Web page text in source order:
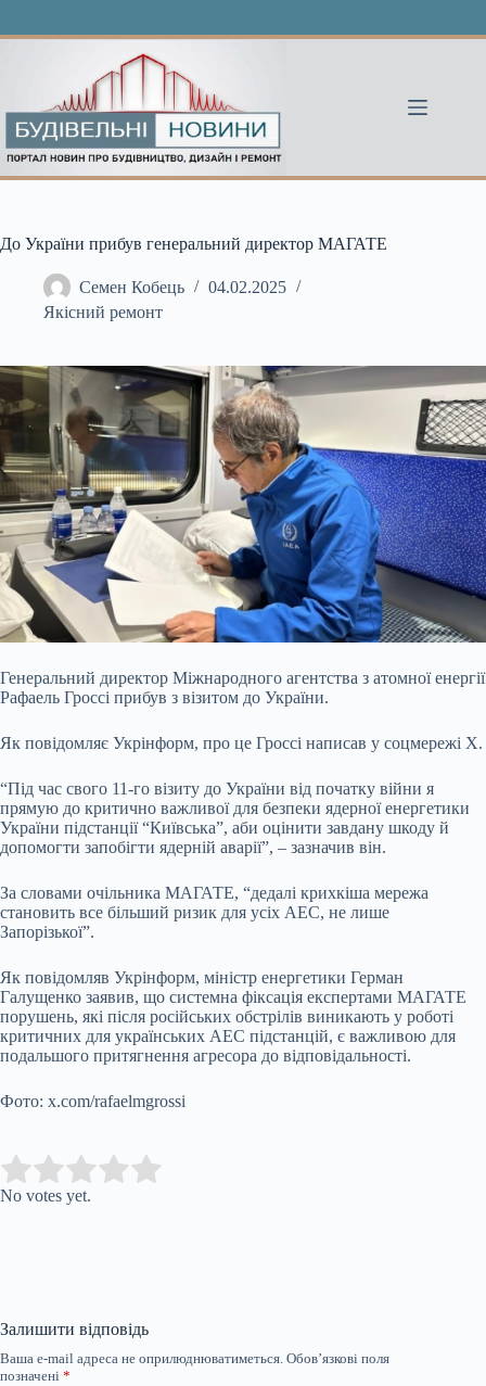
До України прибув генеральний директор МАГАТЕ
Семен Кобець
04.02.2025
Якісний ремонт
Генеральний директор Міжнародного агентства з атомної енергії
Рафаель Гроссі прибув з візитом до України.
Як повідомляє Укрінформ, про це Гроссі написав у соцмережі Х.
“Під час свого 11-го візиту до України від початку війни я
прямую до критично важливої для безпеки ядерної енергетики
України підстанції “Київська”, аби оцінити завдану шкоду й
допомогти запобігти ядерній аварії”, – зазначив він.
За словами очільника МАГАТЕ, “дедалі крихкіша мережа
становить все більший ризик для усіх АЕС, не лише
Запорізької”.
Як повідомляв Укрінформ, міністр енергетики Герман
Галущенко заявив, що системна фіксація експертами МАГАТЕ
порушень, які після російських обстрілів виникають у роботі
критичних для українських АЕС підстанцій, є важливою для
подальшого притягнення агресора до відповідальності.
Фото: x.com/rafaelmgrossi
Rate this item:
No votes yet.
Залишити відповідь
Ваша e-mail адреса не оприлюднюватиметься. Обов’язкові поля
позначені *